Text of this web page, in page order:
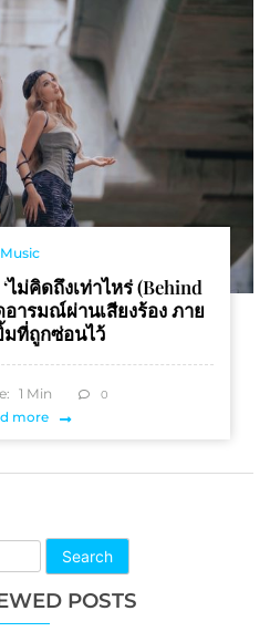
Search
POSTS
Music
ไม่คิดถึงเท่าไหร่ (behind
อารมณ์ผ่านเสียงร้อง ภาย
มที่ถูกซ่อนไว้
1 Min 0
more